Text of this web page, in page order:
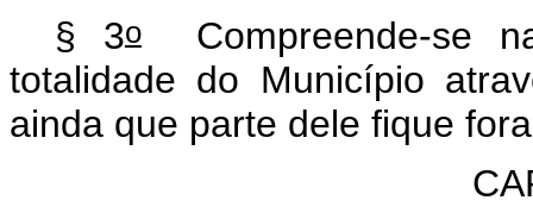
§ 3oCompreende-se
totalidade do Município
ainda que parte dele fique